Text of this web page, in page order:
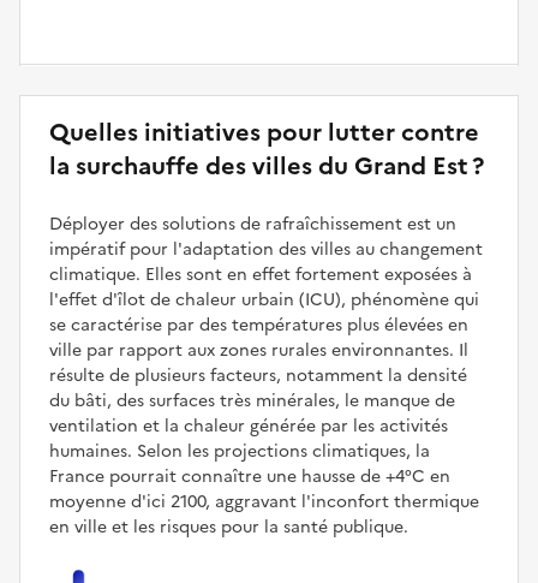
Quelles initiatives pour lutter contre
la surchauffe des villes du Grand Est ?
Déployer des solutions de rafraîchissement est un
impératif pour l'adaptation des villes au changement
climatique. Elles sont en effet fortement exposées à
l'effet d'îlot de chaleur urbain (ICU), phénomène qui
se caractérise par des températures plus élevées en
ville par rapport aux zones rurales environnantes. Il
résulte de plusieurs facteurs, notamment la densité
du bâti, des surfaces très minérales, le manque de
ventilation et la chaleur générée par les activités
humaines. Selon les projections climatiques, la
France pourrait connaître une hausse de +4°C en
moyenne d'ici 2100, aggravant l'inconfort thermique
en ville et les risques pour la santé publique.